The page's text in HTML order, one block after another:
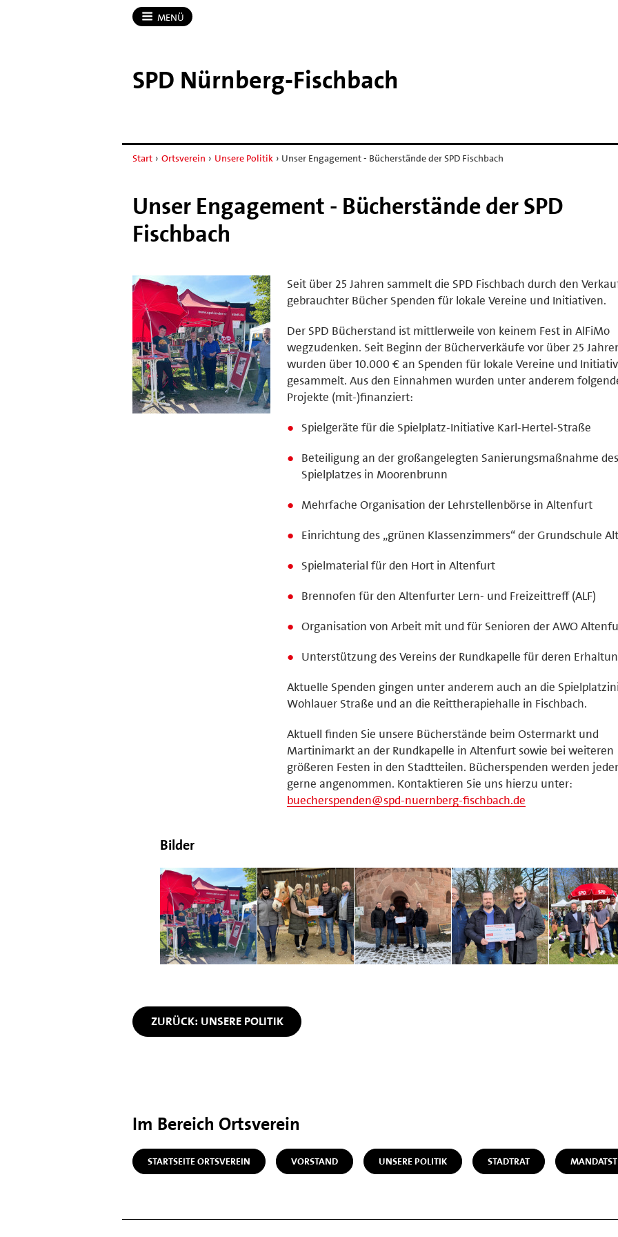
MENÜ
SPD Nürnberg-​Fischbach
Start › Ortsverein › Unsere Politik › Unser Engagement - Bücherstände der SPD Fischbach
Unser Engagement - Bücherstände der SPD
Fischbach
Seit über 25 Jahren sammelt die SPD Fischbach durch den
gebrauchter Bücher Spenden für lokale Vereine und Initiativen.
Der SPD Bücherstand ist mittlerweile von keinem Fest in AlFiMo
wegzudenken. Seit Beginn der Bücherverkäufe vor über 25
wurden über 10.000 € an Spenden für lokale Vereine und
gesammelt. Aus den Einnahmen wurden unter anderem
Projekte (mit-)finanziert:
Spielgeräte für die Spielplatz-Initiative Karl-Hertel-Straße
Beteiligung an der großangelegten Sanierungsmaßnahme des
Spielplatzes in Moorenbrunn
Mehrfache Organisation der Lehrstellenbörse in Altenfurt
Einrichtung des „grünen Klassenzimmers“ der Grundschule
Spielmaterial für den Hort in Altenfurt
Brennofen für den Altenfurter Lern- und Freizeittreff (ALF)
Organisation von Arbeit mit und für Senioren der AWO
Unterstützung des Vereins der Rundkapelle für deren
Aktuelle Spenden gingen unter anderem auch an die
Wohlauer Straße und an die Reittherapiehalle in Fischbach.
Aktuell finden Sie unsere Bücherstände beim Ostermarkt und
Martinimarkt an der Rundkapelle in Altenfurt sowie bei weiteren
größeren Festen in den Stadtteilen. Bücherspenden werden
gerne angenommen. Kontaktieren Sie uns hierzu unter:
buecherspenden@spd-nuernberg-fischbach.de
Bilder
ZURÜCK: UNSERE POLITIK
Im Bereich Ortsverein
STARTSEITE ORTSVEREIN VORSTAND UNSERE POLITIK STADTRAT